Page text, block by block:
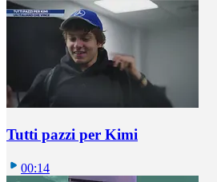
Tutti pazzi per Kimi
00:14